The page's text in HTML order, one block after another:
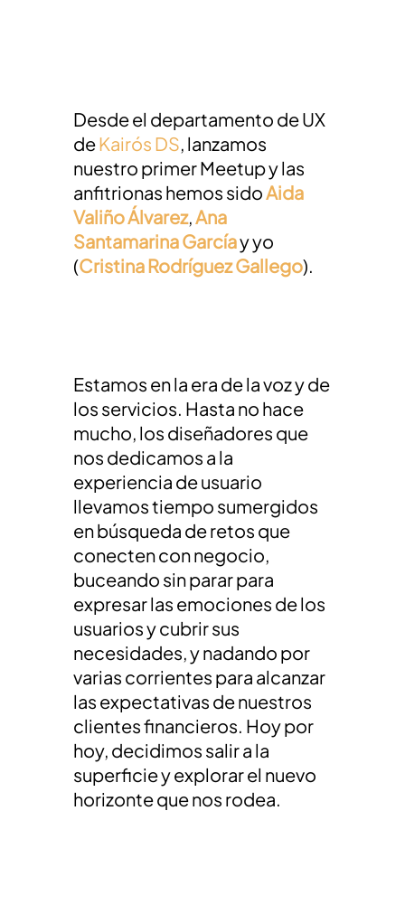
Desde el departamento de UX
deKairós DS, lanzamos
nuestro primer Meetup y las
anfitrionas hemos sidoAida
Valiño Álvarez,Ana
Santamarina Garcíay yo
(Cristina Rodríguez Gallego).
Estamos en la era de la voz y de
los servicios. Hasta no hace
mucho, los diseñadores que
nos dedicamos a la
experiencia de usuario
llevamos tiempo sumergidos
en búsqueda de retos que
conecten con negocio,
buceando sin parar para
expresar las emociones de los
usuarios y cubrir sus
necesidades, y nadando por
varias corrientes para alcanzar
las expectativas de nuestros
clientes financieros. Hoy por
hoy, decidimos salir a la
superficie y explorar el nuevo
horizonte que nos rodea.